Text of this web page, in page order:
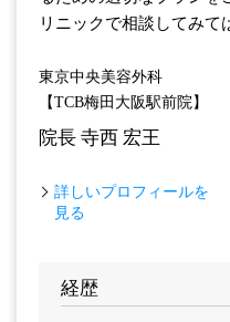
リニックで相談してみて
東京中央美容外科
【TCB梅田大阪駅前院】
院長 寺西 宏王
詳しいプロフィールを
見る
経歴